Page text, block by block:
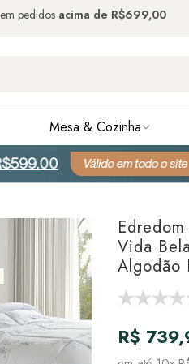
em pedidos acima de R$699,00
Mesa & Cozinha
Vida
Algodão
R$